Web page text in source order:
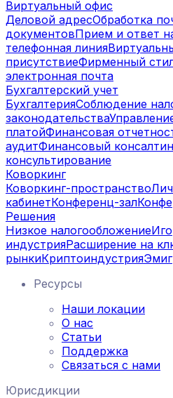
Виртуальный офис
Деловой адресОбработка
документовПрием и ответ
телефонная линия
присутствиеФирменный
электронная почта
Бухгалтерский учет
БухгалтерияСоблюдение
законодательства
платойФинансовая
аудитФинансовый
консультирование
Коворкинг
Коворкинг-пространство
кабинетКонференц-зал
Решения
Низкое налогообложение
индустрияРасширение на
рынкиКриптоиндустрия
Ресурсы
Наши локации
О нас
Статьи
Поддержка
Связаться с нами
Юрисдикции